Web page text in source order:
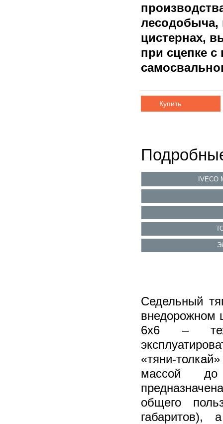
лесодобыча,
цистернах,
при сцепке
Купить
IVECO
Седельный
внедорожном
6х6 –
«тяни-
массой
общего
габаритов),